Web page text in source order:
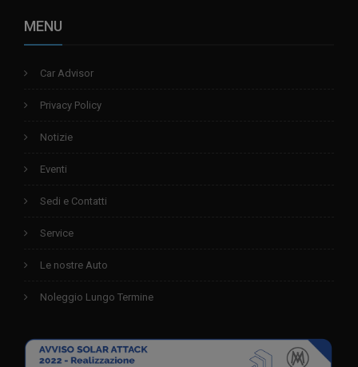
MENU
Car Advisor
Privacy Policy
Notizie
Eventi
Sedi e Contatti
Service
Le nostre Auto
Noleggio Lungo Termine